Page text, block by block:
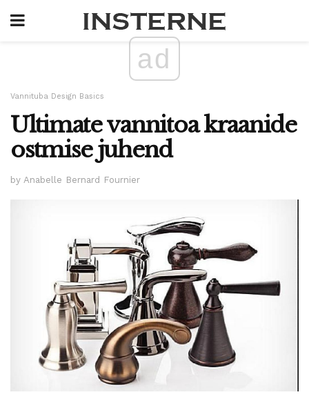
ad
Vannituba Design Basics
Ultimate vannitoa kraanide
ostmise juhend
by Anabelle Bernard Fournier